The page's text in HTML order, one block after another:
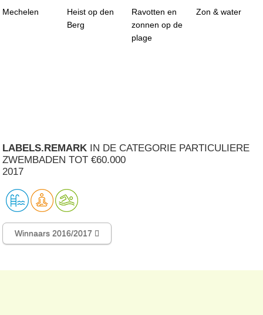
Mechelen
Heist op den
Berg
Ravotten en
zonnen op de
plage
Zon & water
LABELS.REMARK IN DE CATEGORIE PARTICULIERE
ZWEMBADEN TOT €60.000
2017
Winnaars 2016/2017